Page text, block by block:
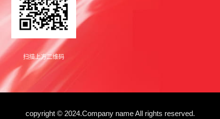
扫描上方二维码
copyright © 2024.Company name All rights reserved.